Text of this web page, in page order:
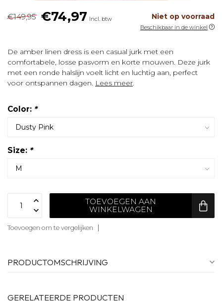
€149,95 €74,97 Incl. btw Niet op voorraad
Beschikbaar in de winkel
De amber linen dress is een casual jurk met een
comfortabele, losse pasvorm en korte mouwen. Deze jurk
met een ronde halslijn voelt licht en luchtig aan, perfect
voor ontspannen dagen. Lees meer.
Color: *
Size: *
TOEVOEGEN AAN
WINKELWAGEN
Toevoegen om te vergelijken
PRODUCTOMSCHRIJVING
GERELATEERDE PRODUCTEN